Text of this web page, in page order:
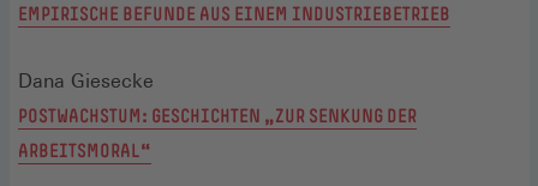
EMPIRISCHE BEFUNDE AUS EINEM INDUSTRIEBETRIEB
Dana Giesecke
POSTWACHSTUM: GESCHICHTEN „ZUR SENKUNG DER
ARBEITSMORAL“